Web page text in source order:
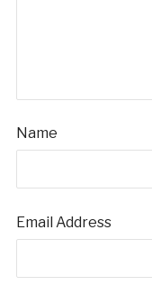
Name
Email Address